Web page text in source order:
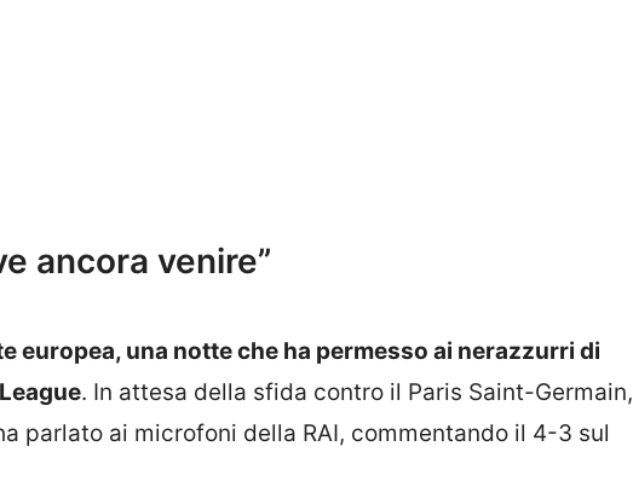
ancora venire”
europea, una notte che ha permesso ai nerazzurri di
. In attesa della sfida contro il Paris Saint-Germain,
parlato ai microfoni della RAI, commentando il 4-3 sul